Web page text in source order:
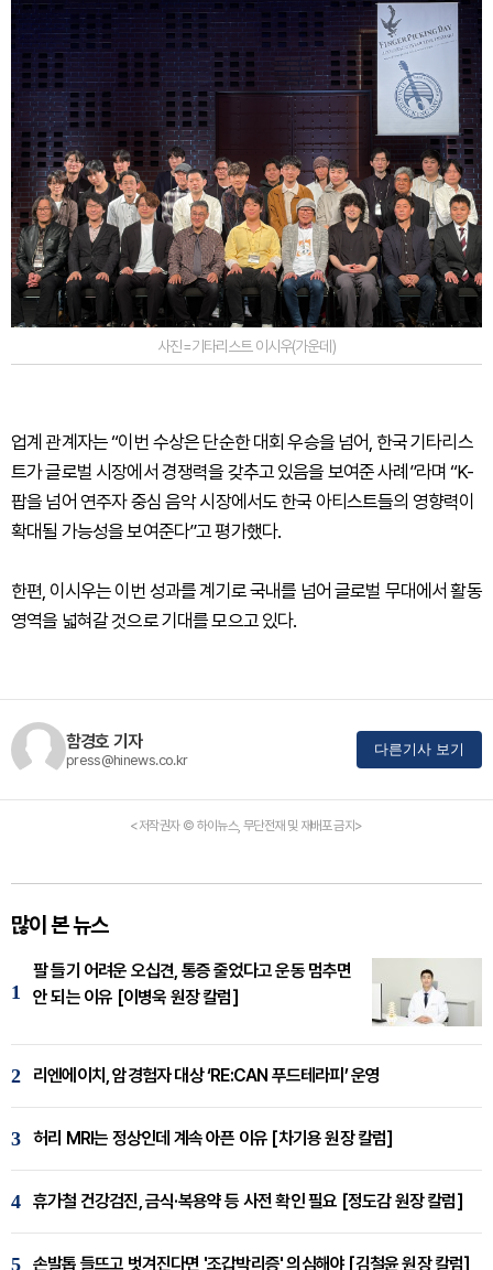
사진=기타리스트 이시우(가운데)
업계 관계자는 “이번 수상은 단순한 대회 우승을 넘어, 한국 기타리스
트가 글로벌 시장에서 경쟁력을 갖추고 있음을 보여준 사례”라며 “K-
팝을 넘어 연주자 중심 음악 시장에서도 한국 아티스트들의 영향력이
확대될 가능성을 보여준다”고 평가했다.
한편, 이시우는 이번 성과를 계기로 국내를 넘어 글로벌 무대에서 활동
영역을 넓혀갈 것으로 기대를 모으고 있다.
함경호 기자
press@hinews.co.kr
다른기사 보기
<저작권자 © 하이뉴스, 무단전재 및 재배포 금지>
많이 본 뉴스
1
팔 들기 어려운 오십견, 통증 줄었다고 운동 멈추면
안 되는 이유 [이병욱 원장 칼럼]
2 리엔에이치, 암경험자 대상 ‘RE:CAN 푸드테라피’ 운영
3 허리 MRI는 정상인데 계속 아픈 이유 [차기용 원장 칼럼]
4 휴가철 건강검진, 금식·복용약 등 사전 확인 필요 [정도감 원장 칼럼]
5 손발톱 들뜨고 벗겨진다면 '조갑박리증' 의심해야 [김철윤 원장 칼럼]